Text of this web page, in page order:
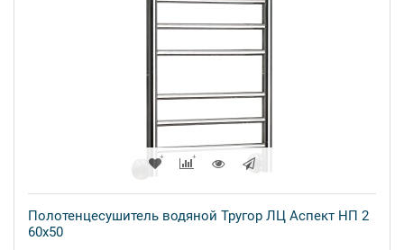
Полотенцесушитель водяной Тругор ЛЦ Аспект НП 2
60x50